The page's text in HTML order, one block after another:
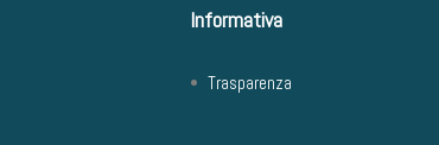
Informativa
Trasparenza